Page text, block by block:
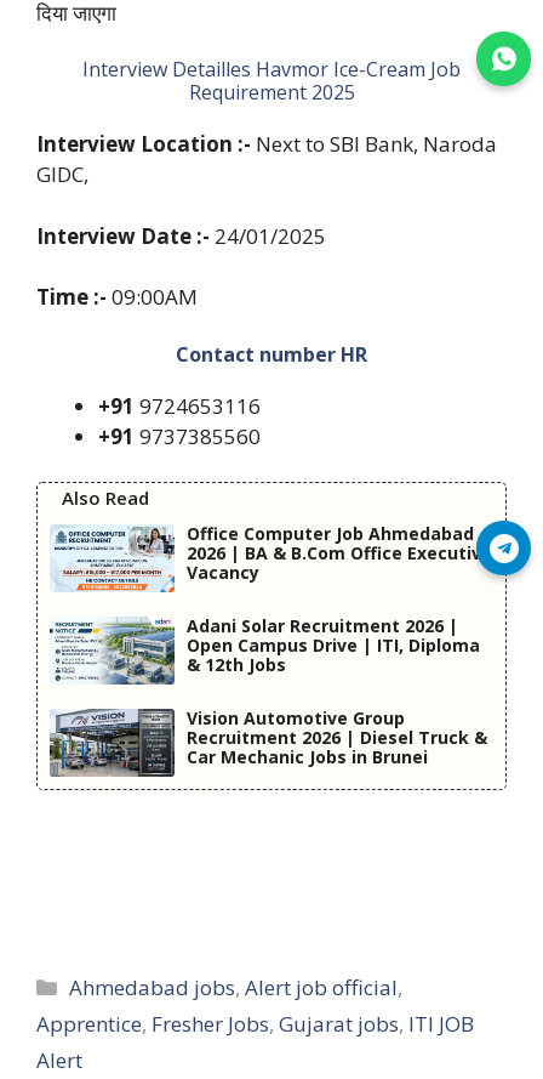
Join WhatsApp
Join Telegram
दिया जाएगा
Interview Detailles Havmor Ice-Cream Job
Requirement 2025
Interview Location :- Next to SBI Bank, Naroda
GIDC,
Interview Date :- 24/01/2025
Time :- 09:00AM
Contact number HR
+91 9724653116
+91 9737385560
Also Read
Office Computer Job Ahmedabad
2026 | BA & B.Com Office Executive
Vacancy
Adani Solar Recruitment 2026 |
Open Campus Drive | ITI, Diploma
& 12th Jobs
Vision Automotive Group
Recruitment 2026 | Diesel Truck &
Car Mechanic Jobs in Brunei
Categories
Ahmedabad jobs,Alert job official,
Apprentice, Fresher Jobs, Gujarat jobs, ITI JOB
Alert